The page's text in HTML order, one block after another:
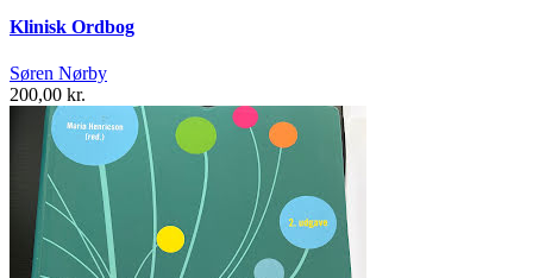
Klinisk Ordbog
Søren Nørby
200,00 kr.